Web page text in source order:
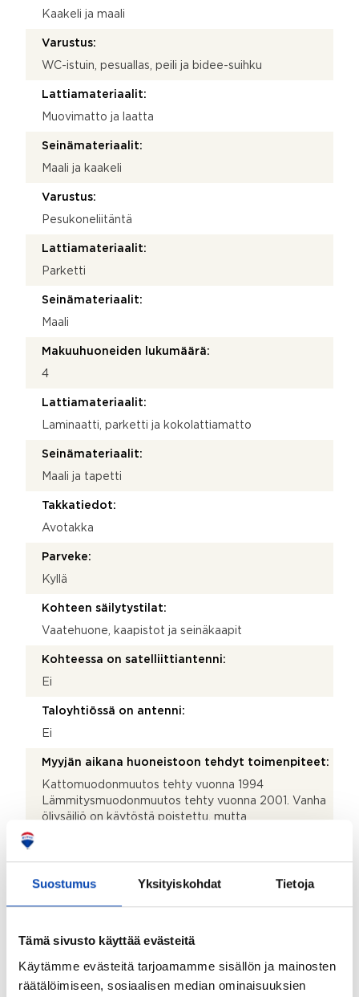
Suostumus Yksityiskohdat Tietoja
Tämä sivusto käyttää evästeitä
Käytämme evästeitä tarjoamamme sisällön ja mainosten
räätälöimiseen, sosiaalisen median ominaisuuksien
Kaakeli ja maali
Varustus:
WC-istuin, pesuallas, peili ja bidee-suihku
Lattiamateriaalit:
Muovimatto ja laatta
Seinämateriaalit:
Maali ja kaakeli
Varustus:
Pesukoneliitäntä
Lattiamateriaalit:
Parketti
Seinämateriaalit:
Maali
Makuuhuoneiden lukumäärä:
4
Lattiamateriaalit:
Laminaatti, parketti ja kokolattiamatto
Seinämateriaalit:
Maali ja tapetti
Takkatiedot:
Avotakka
Parveke:
Kyllä
Kohteen säilytystilat:
Vaatehuone, kaapistot ja seinäkaapit
Kohteessa on satelliittiantenni:
Ei
Taloyhtiössä on antenni:
Ei
Myyjän aikana huoneistoon tehdyt toimenpiteet:
Kattomuodonmuutos tehty vuonna 1994
Lämmitysmuodonmuutos tehty vuonna 2001. Vanha
öljysäiliö on käytöstä poistettu, mutta
Kohteen yleiskunto:
otettu näytepala ja tehty sen osalta kuntotutkimus.
Kiinteistö on alkuperäiskuntoinen. Lisätietoja